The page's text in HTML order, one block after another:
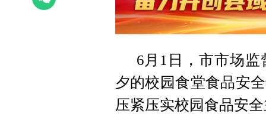
6月1日，市市场
夕的校园食堂食品安
压紧压实校园食品安